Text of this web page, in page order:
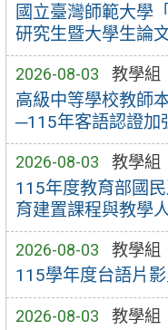
國立臺灣師範大學
研究生暨大學生論
2026-08-03 教學組
高級中等學校教師
─115年客語認證加
2026-08-03 教學組
115年度教育部國
育建置課程與教學
2026-08-03 教學組
115學年度台語片
2026-08-03 教學組